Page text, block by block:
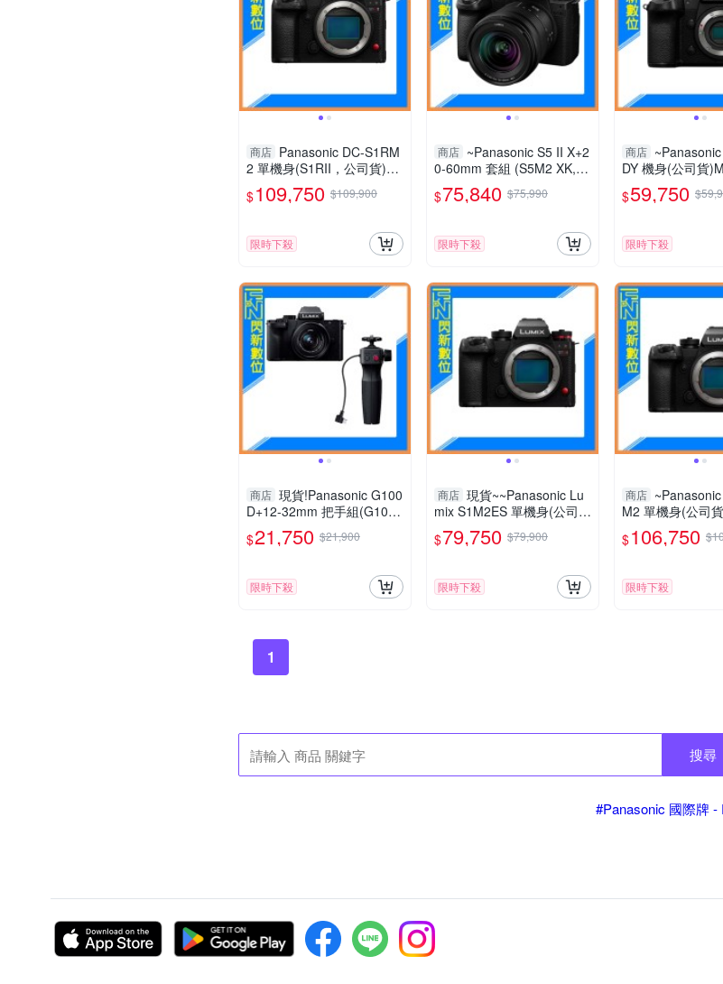
商店 Panasonic DC-S1RM
2 單機身(S1RII，公司貨)S1
R Mark II S1R2
$109,750 $109,900
限時下殺
商店 ~Panasonic S5 II X+2
0-60mm 套組 (S5M2 XK,公
司貨) S5IIXK
$75,840 $75,990
限時下殺
商店
DY 機身(公司貨
$59,750
限時下殺
商店 現貨!Panasonic G100
D+12-32mm 把手組(G100
D+1232+SHGR2，公司貨)
G100
$21,750 $21,900
限時下殺
商店 現貨~~Panasonic Lu
mix S1M2ES 單機身(公司
貨)S1 II ES
$79,750 $79,900
限時下殺
商店
M2 單機身(公司
$106,750
限時下殺
1
搜尋
#Panasonic 國際牌 -